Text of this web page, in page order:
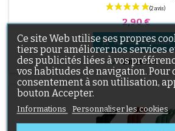
avec le grattoir fourni. 3/ Dégraissez,
Patientez environ 1 mIn, jusqu'à ce que la
Positionnez le patch
Prix
2,90 €
 Ajouter au panier
En stock
Ce site Web utilise ses propres
tiers pour améliorer nos services
des publicités liées à vos
vos habitudes de navigation. Pour
consentement à son utilisation,
bouton Accepter.
Informations Personnaliser les cookies